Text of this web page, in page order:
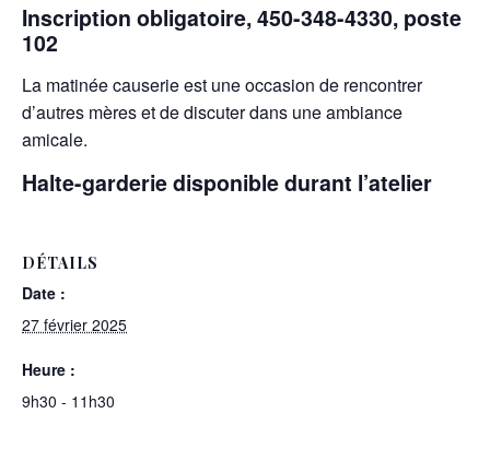
Inscription obligatoire, 450-348-4330, poste
102
La matinée causerie est une occasion de rencontrer
d’autres mères et de discuter dans une ambiance
amicale.
Halte-garderie disponible durant l’atelier
DÉTAILS
Date :
27 février 2025
Heure :
9h30 - 11h30